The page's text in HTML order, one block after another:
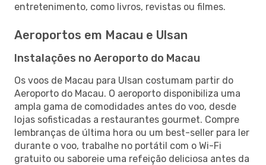
entretenimento, como livros, revistas ou filmes.
Aeroportos em Macau e Ulsan
Instalações no Aeroporto do Macau
Os voos de Macau para Ulsan costumam partir do
Aeroporto do Macau. O aeroporto disponibiliza uma
ampla gama de comodidades antes do voo, desde
lojas sofisticadas a restaurantes gourmet. Compre
lembranças de última hora ou um best-seller para ler
durante o voo, trabalhe no portátil com o Wi-Fi
gratuito ou saboreie uma refeição deliciosa antes da